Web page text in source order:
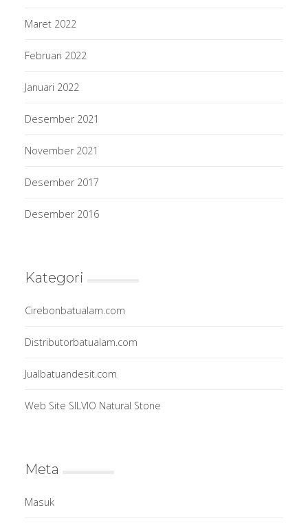
Maret 2022
Februari 2022
Januari 2022
Desember 2021
November 2021
Desember 2017
Desember 2016
Kategori
Cirebonbatualam.com
Distributorbatualam.com
Jualbatuandesit.com
Web Site SILVIO Natural Stone
Meta
Masuk